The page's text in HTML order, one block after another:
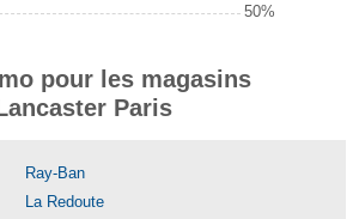
50%
pour les magasins
Paris
Ray-Ban
La Redoute